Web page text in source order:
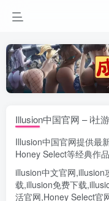
Illusion中国官网 – i社
Illusion中国官网提供最
Honey Select等经典作
illusion中文官网,illusion
载,illusion免费下载,
活官网,Honey Select官